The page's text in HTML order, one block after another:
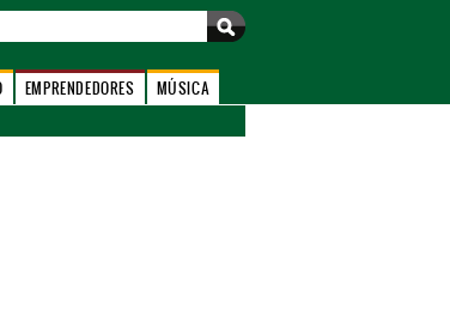
EMPRENDEDORES MÚSICA